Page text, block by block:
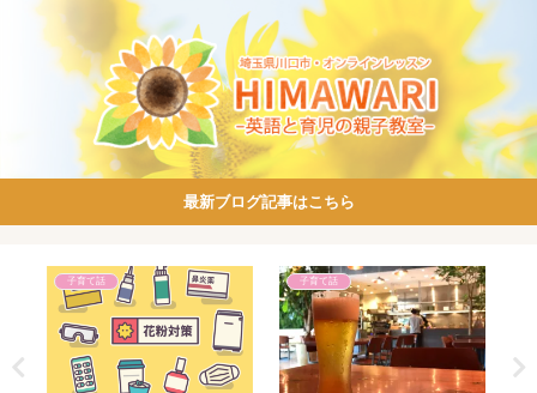
最新ブログ記事はこちら
子育て話 子育て話